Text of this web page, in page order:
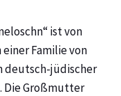
ist von
einer Familie von
deutsch-jüdischer
Die Großmutter